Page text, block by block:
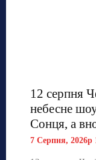
12 серпня
небесне
Сонця, а
7 Серпня, 2026р